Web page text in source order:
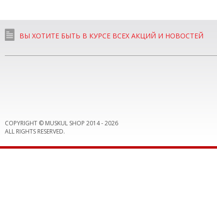
ВЫ ХОТИТЕ БЫТЬ В КУРСЕ ВСЕХ АКЦИЙ И НОВОСТЕЙ
COPYRIGHT © MUSKUL SHOP 2014 -2026
ALL RIGHTS RESERVED.